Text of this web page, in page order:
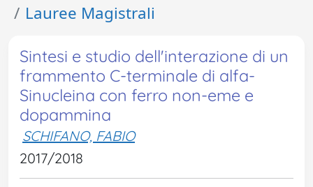
Lauree Magistrali
Sintesi e studio dell'interazione di un
frammento C-terminale di alfa-
Sinucleina con ferro non-eme e
dopammina
SCHIFANO, FABIO
2017/2018